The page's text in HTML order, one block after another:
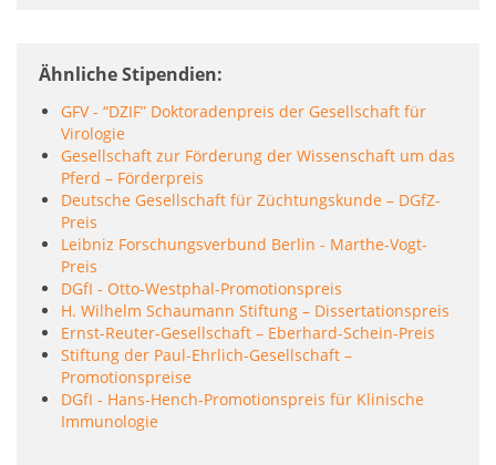
Ähnliche Stipendien
GFV - “DZIF” Doktoradenpreis der Gesellschaft für
Virologie
Gesellschaft zur Förderung der Wissenschaft um das
Pferd – Förderpreis
Deutsche Gesellschaft für Züchtungskunde – DGfZ-
Preis
Leibniz Forschungsverbund Berlin - Marthe-Vogt-
Preis
DGfI - Otto-Westphal-Promotionspreis
H. Wilhelm Schaumann Stiftung – Dissertationspreis
Ernst-Reuter-Gesellschaft – Eberhard-Schein-Preis
Stiftung der Paul-Ehrlich-Gesellschaft –
Promotionspreise
DGfI - Hans-Hench-Promotionspreis für Klinische
Immunologie